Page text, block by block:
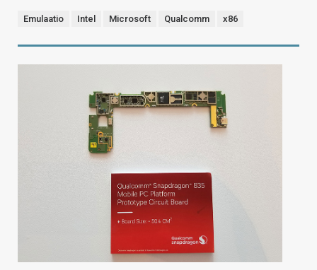
Emulaatio Intel Microsoft Qualcomm x86